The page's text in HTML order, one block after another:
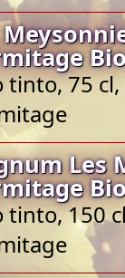
tinto, 75 cl,
Les
tinto, 150